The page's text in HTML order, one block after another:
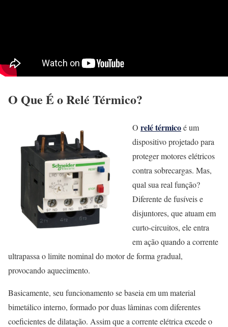
O Que É o Relé Térmico?
O relé térmicoé um
dispositivo projetado para
proteger motores elétricos
contra sobrecargas. Mas,
qual sua real função?
Diferente de fusíveis e
disjuntores, que atuam em
curto-circuitos, ele entra
em ação quando a corrente
ultrapassa o limite nominal do motor de forma gradual,
provocando aquecimento.
Basicamente, seu funcionamento se baseia em um material
bimetálico interno, formado por duas lâminas com diferentes
coeficientes de dilatação. Assim que a corrente elétrica excede o